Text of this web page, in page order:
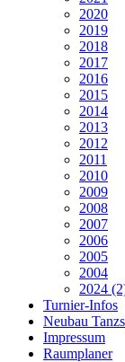
2020
2019
2018
2017
2016
2015
2014
2013
2012
2011
2010
2009
2008
2007
2006
2005
2004
2024
Turnier-Infos
Neubau
Impressum
Raumplaner